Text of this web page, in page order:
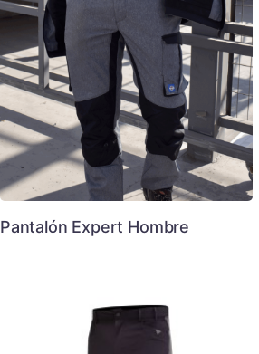
Pantalón Expert Hombre